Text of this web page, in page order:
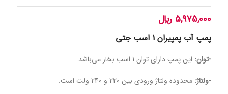
5,975,000 ﷼
پمپ آب پمپیران 1 اسب جتی
-توان: این پمپ دارای توان 1 اسب بخار می‌باشد.
-ولتاژ: محدوده ولتاژ ورودی بین 220 و 240 ولت است.